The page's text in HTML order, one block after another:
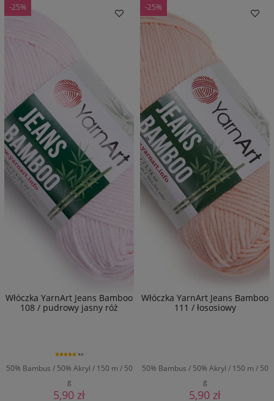
Włóczka YarnArt Jeans Bamboo
108 / pudrowy jasny róż
50% Bambus / 50% Akryl / 150 m / 50
g
5.0
5,90 zł
-25%
Włóczka YarnArt Jeans Bamboo
111 / łososiowy
50% Bambus / 50% Akryl / 150 m / 50
g
5,90 zł
-25%